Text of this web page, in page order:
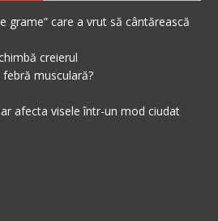
grame” care a vrut să cântărească
creierul
musculară?
afecta visele într-un mod ciudat